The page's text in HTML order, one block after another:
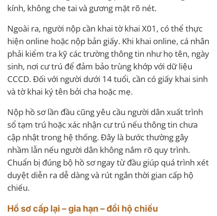
kính, không che tai và gương mặt rõ nét.
Ngoài ra, người nộp cần khai tờ khai X01, có thể thực
hiện online hoặc nộp bản giấy. Khi khai online, cá nhân
phải kiểm tra kỹ các trường thông tin như họ tên, ngày
sinh, nơi cư trú để đảm bảo trùng khớp với dữ liệu
CCCD. Đối với người dưới 14 tuổi, cần có giấy khai sinh
và tờ khai ký tên bởi cha hoặc mẹ.
Nộp hồ sơ lần đầu cũng yêu cầu người dân xuất trình
sổ tạm trú hoặc xác nhận cư trú nếu thông tin chưa
cập nhật trong hệ thống. Đây là bước thường gây
nhầm lẫn nếu người dân không nắm rõ quy trình.
Chuẩn bị đúng bộ hồ sơ ngay từ đầu giúp quá trình xét
duyệt diễn ra dễ dàng và rút ngắn thời gian cấp hộ
chiếu.
Hồ sơ cấp lại – gia hạn – đổi hộ chiếu